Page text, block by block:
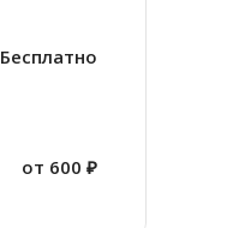
Бесплатно
от 600 ₽